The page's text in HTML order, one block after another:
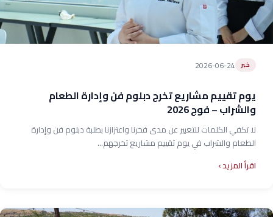
خبر 2026-06-24
يوم تقييم مشاريع تخرج دبلوم فن وإدارة الطعام
والشراب – فوج 2026
لا تكفي الكلمات للتعبير عن مدى فخرنا واعتزازنا بطلبة دبلوم فن وإدارة
الطعام والشراب في يوم تقييم مشاريع تخرجهم...
اقرأ المزيد